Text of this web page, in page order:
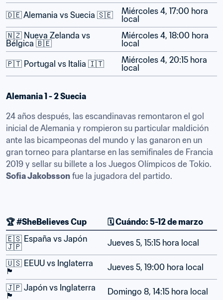
🇩🇪 Alemania vs Suecia 🇸🇪
Miércoles 4, 17:00 hora
local
🇳🇿 Nueva Zelanda vs
Bélgica 🇧🇪
Miércoles 4, 18:00 hora
local
🇵🇹 Portugal vs Italia 🇮🇹
Miércoles 4, 20:15 hora
local
Alemania 1 - 2 Suecia
24 años después, las escandinavas remontaron el gol
inicial de Alemania y rompieron su particular maldición
ante las bicampeonas del mundo y las ganaron en un
gran torneo para plantarse en las semifinales de Francia
Sofia Jakobsson fue la jugadora del partido.
🏆 #SheBelieves Cup
🗓️ Cuándo: 5-12 de marzo
🇪🇸 España vs Japón
🇯🇵
Jueves 5, 15:15 hora local
🇺🇸 EEUU vs Inglaterra
🏴󠁧󠁢󠁥󠁮󠁧󠁿
Jueves 5, 19:00 hora local
🇯🇵 Japón vs Inglaterra
🏴󠁧󠁢󠁥󠁮󠁧󠁿
Domingo 8, 14:15 hora local